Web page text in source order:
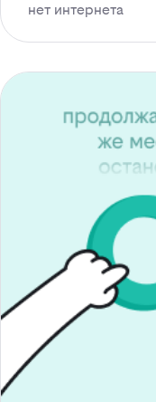
нет интернета